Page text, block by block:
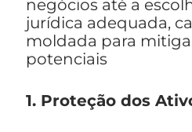
negócios até a
jurídica adequada,
moldada para
potenciais
1. Proteção dos